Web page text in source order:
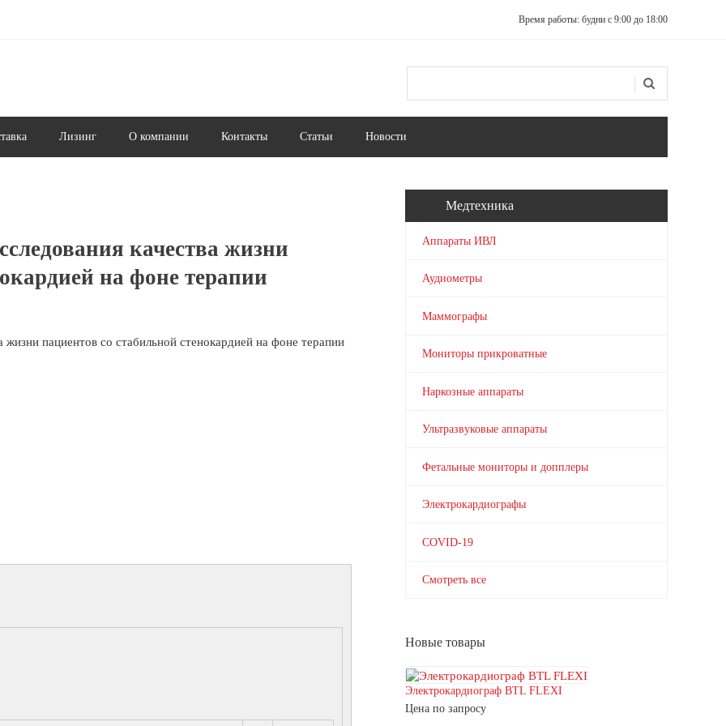
Время работы: будни с 9:00 до 18:00
Лизинг О компании Контакты Статьи Новости
качества жизни
на фоне терапии
жизни пациентов со стабильной стенокардией на фоне терапии
Медтехника
Аппараты ИВЛ
Аудиометры
Маммографы
Мониторы прикроватные
Наркозные аппараты
Ультразвуковые аппараты
Фетальные мониторы и допплеры
Электрокардиографы
COVID-19
Смотреть все
Новые товары
Электрокардиограф BTL FLEXI
Цена по запросу